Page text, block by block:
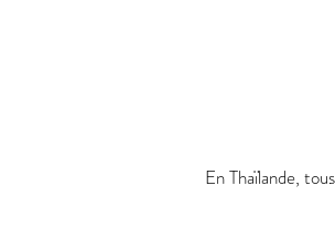
En Thaïlande,